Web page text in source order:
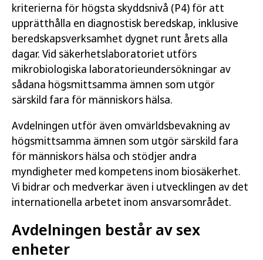
kriterierna för högsta skyddsnivå (P4) för att
upprätthålla en diagnostisk beredskap, inklusive
beredskapsverksamhet dygnet runt årets alla
dagar. Vid säkerhetslaboratoriet utförs
mikrobiologiska laboratorieundersökningar av
sådana högsmittsamma ämnen som utgör
särskild fara för människors hälsa.
Avdelningen utför även omvärldsbevakning av
högsmittsamma ämnen som utgör särskild fara
för människors hälsa och stödjer andra
myndigheter med kompetens inom biosäkerhet.
Vi bidrar och medverkar även i utvecklingen av det
internationella arbetet inom ansvarsområdet.
Avdelningen består av sex
enheter